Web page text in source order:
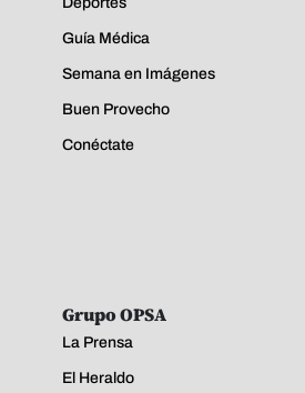
Guía Médica
Semana en Imágenes
Buen Provecho
Conéctate
Grupo OPSA
La Prensa
El Heraldo